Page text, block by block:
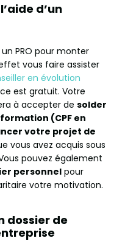
d’un
PRO pour monter
vous faire assister
en évolution
est gratuit. Votre
à accepter de solder
(CPF en
votre projet de
vous avez acquis sous
pouvez également
personnelpour
votre motivation.
dossier de